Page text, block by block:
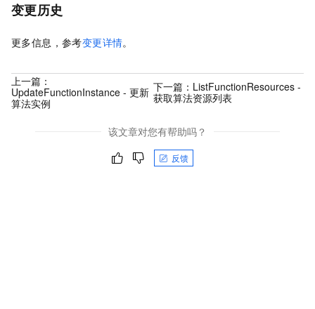
变更历史
更多信息，参考变更详情。
上一篇：
UpdateFunctionInstance - 更新
算法实例
下一篇： ListFunctionResources -
获取算法资源列表
该文章对您有帮助吗？
反馈